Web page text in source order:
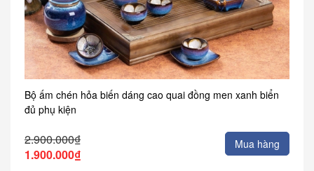
Bộ ấm chén hỏa biến dáng cao quai đồng men xanh biển
đủ phụ kiện
2.900.000₫
1.900.000₫
Mua hàng